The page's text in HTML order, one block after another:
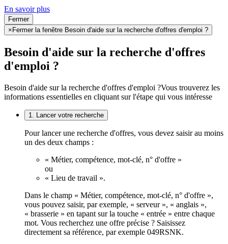
En savoir plus
Fermer
× Fermer la fenêtre Besoin d'aide sur la recherche d'offres d'emploi ?
Besoin d'aide sur la recherche d'offres
d'emploi ?
Besoin d'aide sur la recherche d'offres d'emploi ?Vous trouverez les
informations essentielles en cliquant sur l'étape qui vous intéresse
1. Lancer votre recherche
Pour lancer une recherche d'offres, vous devez saisir au moins
un des deux champs :
« Métier, compétence, mot-clé, n° d'offre »
ou
« Lieu de travail ».
Dans le champ « Métier, compétence, mot-clé, n° d'offre »,
vous pouvez saisir, par exemple, « serveur », « anglais »,
« brasserie » en tapant sur la touche « entrée » entre chaque
mot. Vous recherchez une offre précise ? Saisissez
directement sa référence, par exemple 049RSNK.